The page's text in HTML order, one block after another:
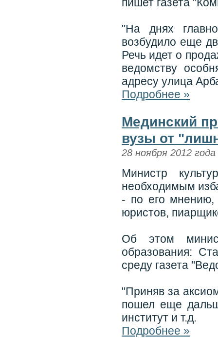
"На днях
возбудило еще
Речь идет о
ведомству
адресу улица
Подробнее »
Мединский
вузы от
28 ноября 2012 года
Министр
необходимым
- по его мнению,
юристов,
Об этом
образования:
среду газета
"Приняв за
пошел еще
институт и т.д.
Подробнее »